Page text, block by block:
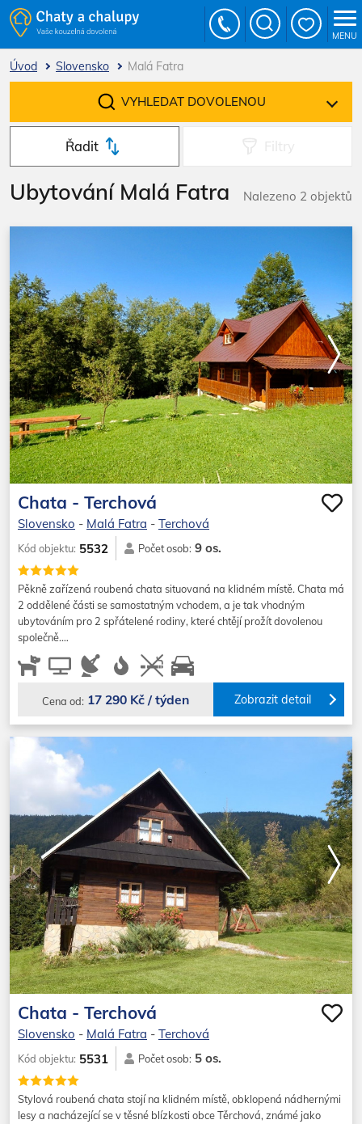
Úvod Slovensko Malá Fatra
Řadit
Ubytování Malá Fatra Nalezeno 2 objektů
Chata - Terchová
Slovensko - Malá Fatra - Terchová
Kód objektu: 5532 Počet osob: 9 os.
Pěkně zařízená roubená chata situovaná na klidném místě. Chata má
2 oddělené části se samostatným vchodem, a je tak vhodným
ubytováním pro 2 spřátelené rodiny, které chtějí prožít dovolenou
společně.…
Cena od: 17 290 Kč / týden Zobrazit detail
Chata - Terchová
Slovensko - Malá Fatra - Terchová
Kód objektu: 5531 Počet osob: 5 os.
Stylová roubená chata stojí na klidném místě, obklopená nádhernými
lesy a nacházející se v těsné blízkosti obce Těrchová, známé jako
VYHLEDAT DOVOLENOU
MENU